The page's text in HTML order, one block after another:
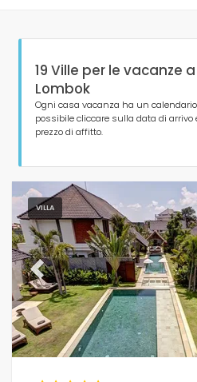
Tipo di alloggio
Persone
Camere da letto
Bagni
19 Ville per le vacanze
Lombok
Ogni casa vacanza ha un
possibile cliccare sulla data di arrivo
prezzo di affitto.
VILLA
Previous